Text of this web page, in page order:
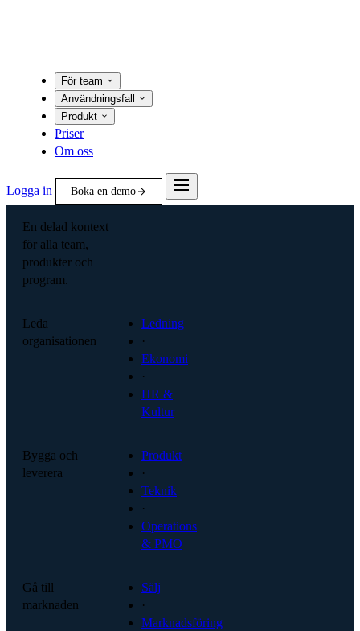
För team
Användningsfall
Produkt
Priser
Om oss
Logga in Boka en demo
En delad kontext
för alla team,
produkter och
program.
Leda
organisationen
Ledning
·
Ekonomi
·
HR &
Kultur
Bygga och
leverera
Produkt
·
Teknik
·
Operations
& PMO
Gå till
marknaden
Sälj
·
Marknadsföring